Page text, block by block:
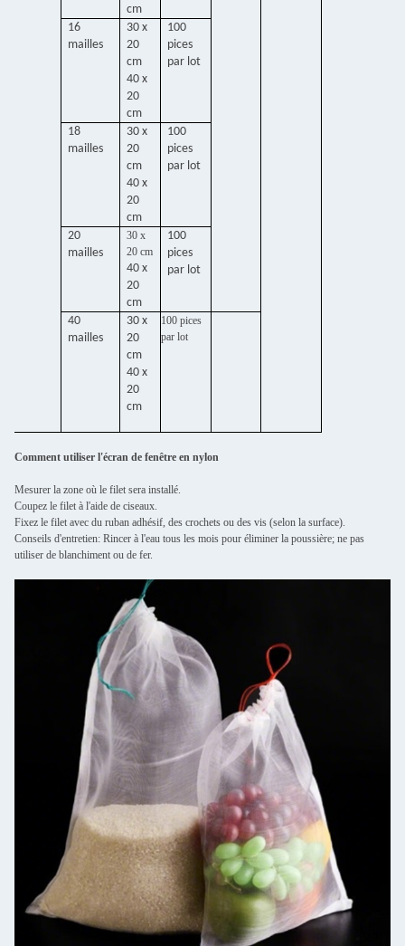
cm
16
mailles
30 x
20
cm
40 x
20
cm
100
pices
par lot
18
mailles
30 x
20
cm
40 x
20
cm
100
pices
par lot
20
mailles
30 x
20 cm
40 x
20
cm
100
pices
par lot
40
mailles
30 x
20
cm
40 x
20
cm
100 pices
par lot
Comment utiliser l'écran de fenêtre en nylon
Mesurer la zone où le filet sera installé.
Coupez le filet à l'aide de ciseaux.
Fixez le filet avec du ruban adhésif, des crochets ou des vis (selon la surface).
Conseils d'entretien: Rincer à l'eau tous les mois pour éliminer la poussière; ne pas
utiliser de blanchiment ou de fer.